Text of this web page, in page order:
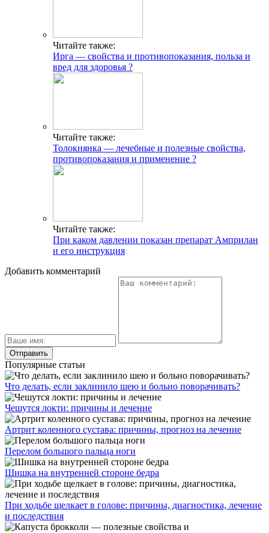
Читайте также:
Ирга — свойства и противопоказания, польза и
вред для здоровья ?
Читайте также:
Толокнянка — лечебные и полезные свойства,
противопоказания и применение ?
Читайте также:
При каком давлении показан препарат Амприлан
и его инструкция
Добавить комментарий
Популярные статьи
Что делать, если заклинило шею и больно поворачивать?
Чешутся локти: причины и лечение
Артрит коленного сустава: причины, прогноз на лечение
Перелом большого пальца ноги
Шишка на внутренней стороне бедра
При ходьбе щелкает в голове: причины, диагностика, лечение
и последствия